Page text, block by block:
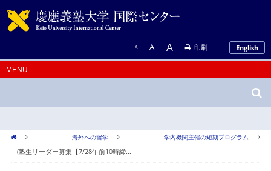
A A A 印刷 English
海外への留学 学内機関主催の短期プログラム
(塾生リーダー募集【7/28午前10時締...